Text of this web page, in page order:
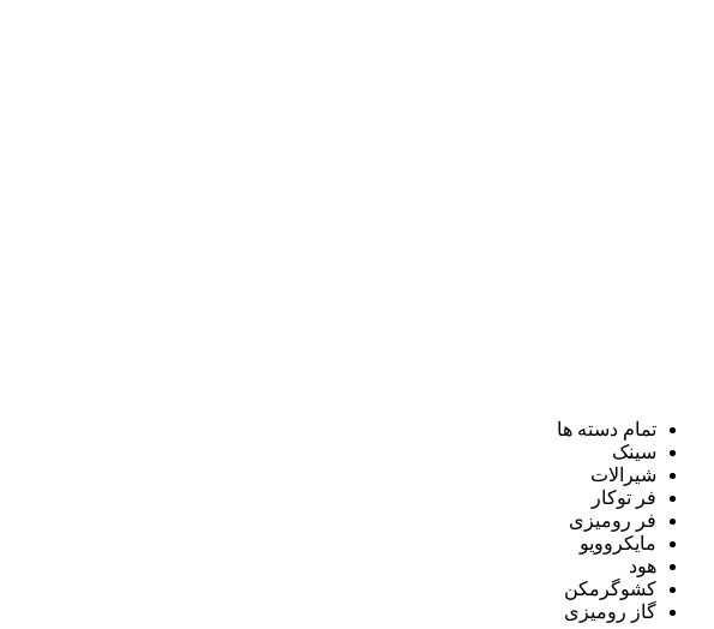
تمام دسته ها
سینک
شیرالات
فر توکار
فر رومیزی
مایکروویو
هود
کشوگرمکن
گاز رومیزی